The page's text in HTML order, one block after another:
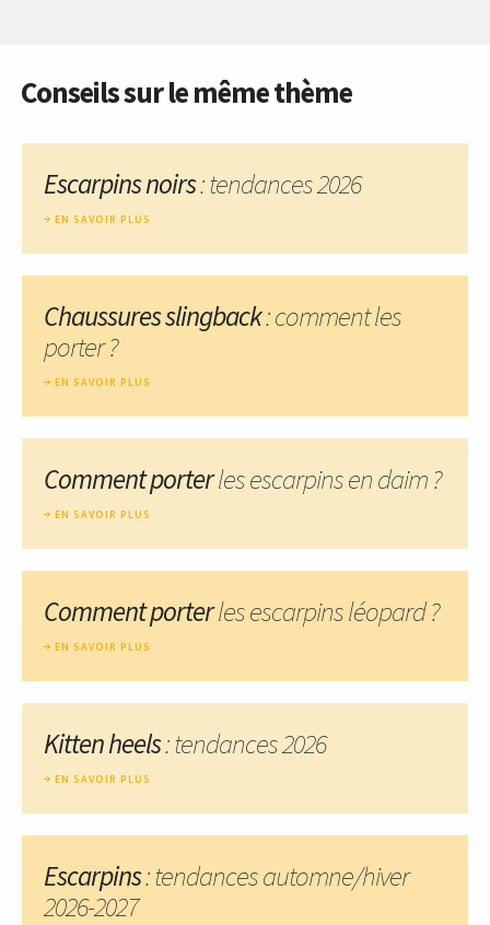
Conseils sur le même thème
Escarpins noirs: tendances 2026
EN SAVOIR PLUS
Chaussures slingback: comment les
porter ?
EN SAVOIR PLUS
Comment porterles escarpins en daim ?
EN SAVOIR PLUS
Comment porterles escarpins léopard ?
EN SAVOIR PLUS
Kitten heels: tendances 2026
EN SAVOIR PLUS
Escarpins: tendances automne/hiver
2026-2027